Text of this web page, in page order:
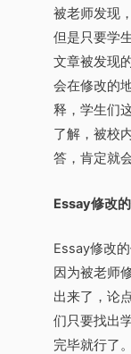
被老师发现
但是只要学
文章被发现
会在修改的
释，学生们
了解，被校
答，肯定就
Essay修改
Essay修改
因为被老师
出来了，论
们只要找出
完毕就行了